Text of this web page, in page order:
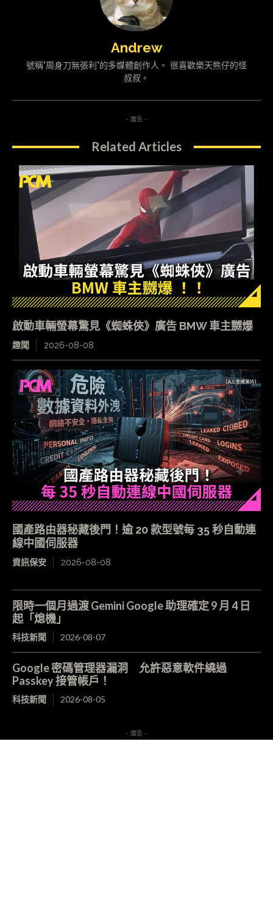
Andrew
號稱"周身刀無張利"的多媒體創作人。 很喜歡樂天熊仔的怪
叔叔。
- 廣告 -
Related Articles
啟動車輛螢幕驚見《蜘蛛俠》廣告 BMW 車主嬲爆
趣聞 2026-08-08
國產路由器秘藏後門！逾 20 款型號每 35 秒自動連
線中國伺服器
資訊保安 2026-08-08
限時一個月過渡 Gemini Google 助理確定 9 月 4 日
起「熄機」
科技新聞 2026-08-07
Google 密碼管理器漏洞 允許惡意軟件繞過
Passkey 接管帳戶！
科技新聞 2026-08-05
- 廣告 -